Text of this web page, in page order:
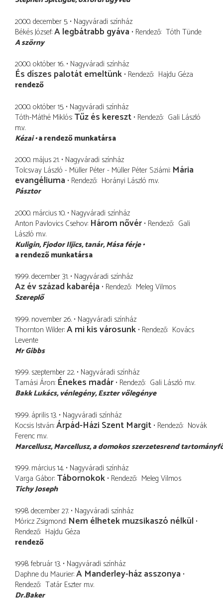
2000. december 5. Nagyváradi színház
Békés József A legbátrabb gyáva Rendező Tóth Tünde
A szörny
2000. október 16. Nagyváradi színház
És díszes palotát emeltünk Rendező Hajdu Géza
rendező
2000. október 15. Nagyváradi színház
Tóth-Máthé Miklós Tűz és kereszt Rendező Gali László
m.v.
Kézai a rendező munkatársa
2000. május 21. Nagyváradi színház
Tolcsvay László - Müller Péter - Müller Péter Sziámi Mária
evangéliuma Rendező Horányi László m.v.
Pásztor
2000. március 10. Nagyváradi színház
Anton Pavlovics Csehov Három nővér Rendező Gali
László m.v.
Kuligin, Fjodor Iljics tanár, Mása férje
a rendező munkatársa
1999. december 31. Nagyváradi színház
Az év század kabaréja Rendező Meleg Vilmos
Szereplő
1999. november 26. Nagyváradi színház
Thornton Wilder A mi kis városunk Rendező Kovács
Levente
Mr Gibbs
1999. szeptember 22. Nagyváradi színház
Tamási Áron Énekes madár Rendező Gali László m.v.
Bakk Lukács vénlegény, Eszter vőlegénye
1999. április 13. Nagyváradi színház
Kocsis István Árpád-Házi Szent Margit Rendező Novák
Ferenc m.v.
Marcellusz Marcellusz, a domokos szerzetesrend
1999. március 14. Nagyváradi színház
Varga Gábor Tábornokok Rendező Meleg Vilmos
Tichy Joseph
1998. december 27. Nagyváradi színház
Móricz Zsigmond Nem élhetek muzsikaszó nélkül
Rendező Hajdu Géza
rendező
1998. február 13. Nagyváradi színház
Daphne du Maurier A Manderley-ház asszonya
Rendező Tatár Eszter m.v.
Dr.Baker